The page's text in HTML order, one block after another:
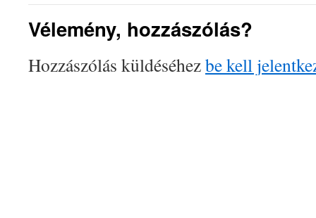
Vélemény, hozzászólás?
Hozzászólás küldéséhezbe kell